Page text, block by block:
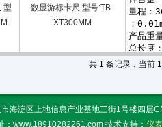
数显游标卡尺 型号:TB-
XT300MM
共 1 条记录，当前
海淀区上地信息产业基地三街1号楼四层
：www.18910282261.com 技术支持： 仪